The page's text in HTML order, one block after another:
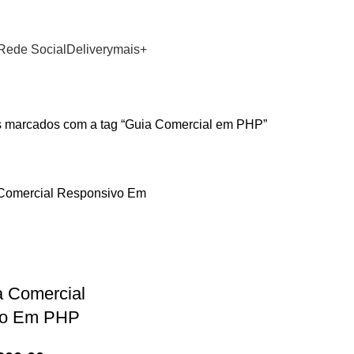
Social Deliverymais+
marcados com a tag “Guia Comercial em PHP”
Comercial
Em PHP